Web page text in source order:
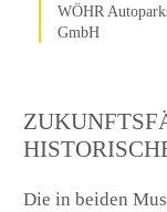
WÖHR
GmbH
Die in beiden